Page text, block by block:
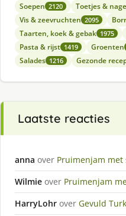
Soepen 2120 Toetjes &
Vis & zeevruchten 2095
Taarten, koek & gebak 1975
Pasta & rijst 1419 Groenten
Salades 1216 Gezonde
Laatste reacties
anna over Pruimenjam
Wilmie over Pruimenjam
HarryLohr over Gevuld